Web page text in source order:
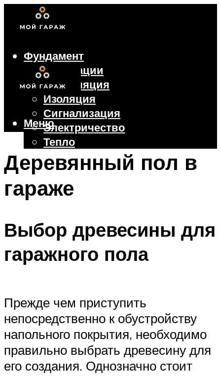
Фундамент
Коммуникации
Вентиляция
Изоляция
Сигнализация
Электричество
Тепло
Крыша
Ворота
Меню
Меню
Деревянный пол в
гараже
Выбор древесины для
гаражного пола
Прежде чем приступить
непосредственно к обустройству
напольного покрытия, необходимо
правильно выбрать древесину для
его создания. Однозначно стоит